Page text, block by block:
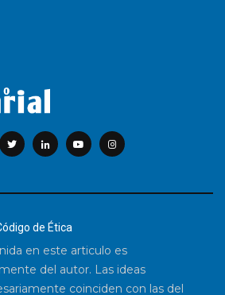
de Ética
en este articulo es
del autor. Las ideas
coinciden con las del